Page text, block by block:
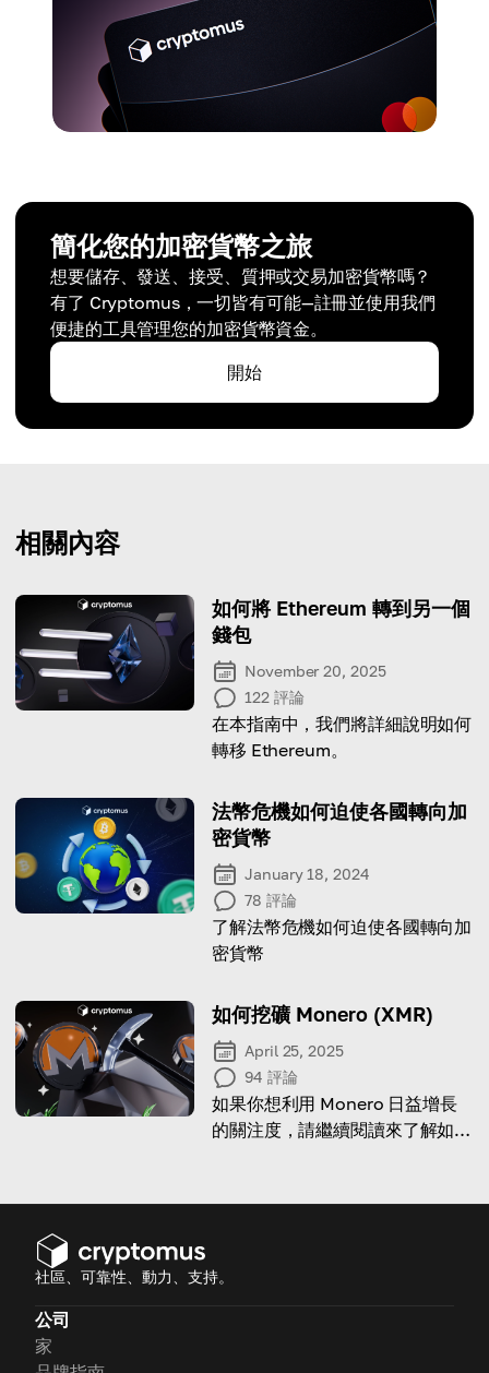
簡化您的加密貨幣之旅
想要儲存、發送、接受、質押或交易加密貨幣嗎？
有了 Cryptomus，一切皆有可能—註冊並使用我們
便捷的工具管理您的加密貨幣資金。
開始
相關內容
如何將 Ethereum 轉到另一個
錢包
November 20, 2025
122 評論
在本指南中，我們將詳細說明如何
轉移 Ethereum。
法幣危機如何迫使各國轉向加
密貨幣
January 18, 2024
78 評論
了解法幣危機如何迫使各國轉向加
密貨幣
如何挖礦 Monero (XMR)
April 25, 2025
94 評論
如果你想利用 Monero 日益增長
的關注度，請繼續閱讀來了解如何
社區、可靠性、動力、支持。
公司
家